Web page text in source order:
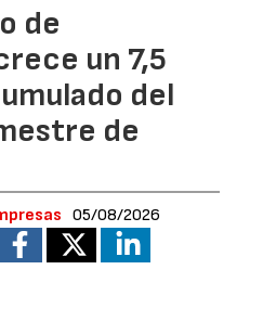
de
un 7,5
del
de
05/08/2026